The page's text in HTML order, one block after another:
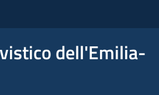
dell'Emilia-